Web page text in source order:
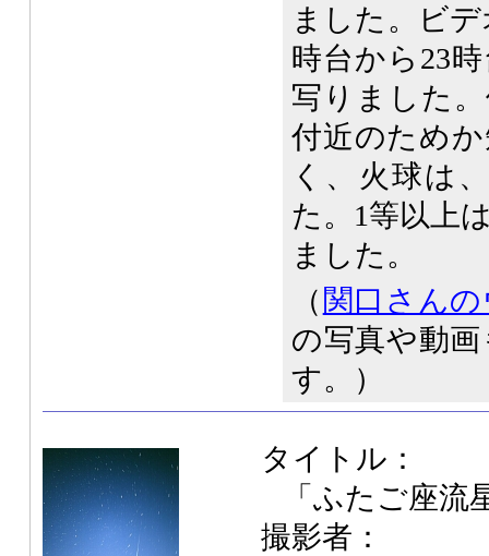
ました。ビ
時台から23
写りました
付近のため
く、火球は
た。1等以上
ました。
（ 関口さん
の写真や動
す。）
タイトル：
「ふたご座流
撮影者：